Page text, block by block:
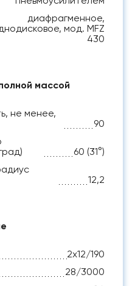
диафрагменное,
мод. MFZ
430
массой
не менее,
90
60 (31°)
12,2
2х12/190
28/3000